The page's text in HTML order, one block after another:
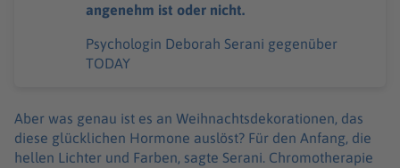
angenehm ist oder nicht.
Psychologin Deborah Serani gegenüber
TODAY
Aber was genau ist es an Weihnachtsdekorationen, das
diese glücklichen Hormone auslöst? Für den Anfang, die
hellen Lichter und Farben, sagte Serani. Chromotherapie